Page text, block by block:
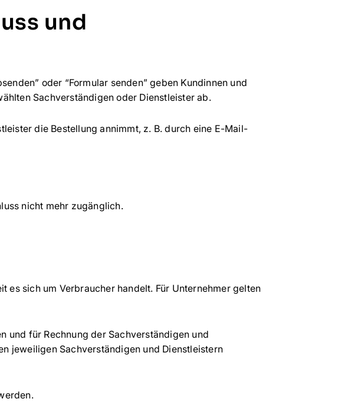
und
oder “Formular senden” geben Kundinnen und
Sachverständigen oder Dienstleister ab.
die Bestellung annimmt, z. B. durch eine E-Mail-
nicht mehr zugänglich.
es sich um Verbraucher handelt. Für Unternehmer gelten
und für Rechnung der Sachverständigen und
jeweiligen Sachverständigen und Dienstleistern